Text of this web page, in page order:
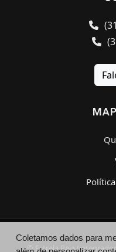
© Estrela Raja
Coletamos dados para